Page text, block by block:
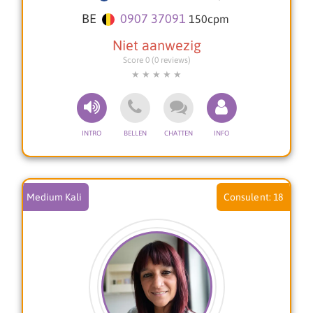
tarotkaarten om inzicht, helderheid en richting te
geven. Deze kaarten helpen om boodschappen
naar voren te brengen die jou kunnen
ondersteunen op jouw pad. Daarnaast gebruik ik
soms mijn pendel om extra bevestiging en
verdieping te geven aan de antwoorden die naar
voren komen.
Tijdens een consult bied ik je niet alleen
luisterend oor. Alles mag er zijn, zonder oordeel.
Samen kijken we naar wat jij nodig hebt om weer
verder te kunnen met vertrouwen, rust en kracht.
te begeleiden, te ondersteunen en licht te
brengen in de momenten waarop jij dat het
meest nodig hebt.
Met een warme en liefdevolle groet,
BE 0907 37091 150cpm
Score 0 (0 reviews)
Medium Kali 18